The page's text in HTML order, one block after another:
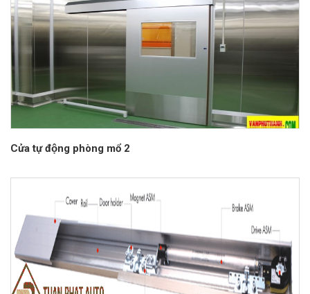
Cửa tự động phòng mổ 2